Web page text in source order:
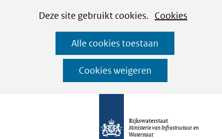
CookiesDeze site gebruikt cookies. Cookies
Alle cookies toestaan
Cookies weigeren
Ga
naar
de
inhoud
Rijkswaterstaat
Ministerie van Infrastructuur en
Waterstaat